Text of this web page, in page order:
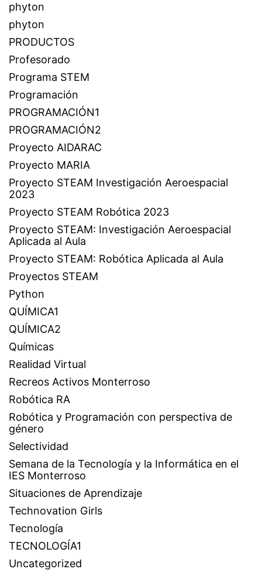
phyton
phyton
PRODUCTOS
Profesorado
Programa STEM
Programación
PROGRAMACIÓN1
PROGRAMACIÓN2
Proyecto AIDARAC
Proyecto MARIA
Proyecto STEAM Investigación Aeroespacial
2023
Proyecto STEAM Robótica 2023
Proyecto STEAM: Investigación Aeroespacial
Aplicada al Aula
Proyecto STEAM: Robótica Aplicada al Aula
Proyectos STEAM
Python
QUÍMICA1
QUÍMICA2
Químicas
Realidad Virtual
Recreos Activos Monterroso
Robótica RA
Robótica y Programación con perspectiva de
género
Selectividad
Semana de la Tecnología y la Informática en el
IES Monterroso
Situaciones de Aprendizaje
Technovation Girls
Tecnología
TECNOLOGÍA1
Uncategorized